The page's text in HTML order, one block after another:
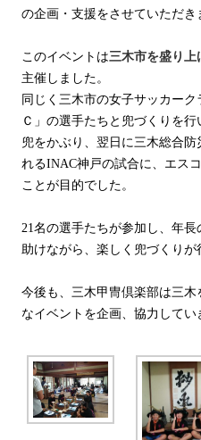
の企画・支援をさせていただき
このイベントは三木市を盛り
主催しました。
同じく三木市の女子サッカーク
Ｃ」の選手たちと兜づくりを
兜をかぶり、翌日に三木総合防
れるINAC神戸の試合に、エス
ことが目的でした。
21名の選手たちが参加し、年
助けながら、楽しく兜づくりが
今後も、三木甲冑倶楽部は三木
なイベントを企画、協力してい